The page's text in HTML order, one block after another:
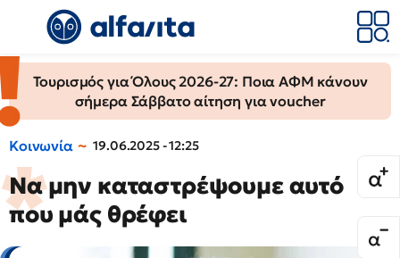
Τουρισμός για Όλους 2026-27: Ποια ΑΦΜ κάνουν
σήμερα Σάββατο αίτηση για voucher
Κοινωνία 19.06.2025 - 12:25
Να μην καταστρέψουμε αυτό
που μάς θρέφει